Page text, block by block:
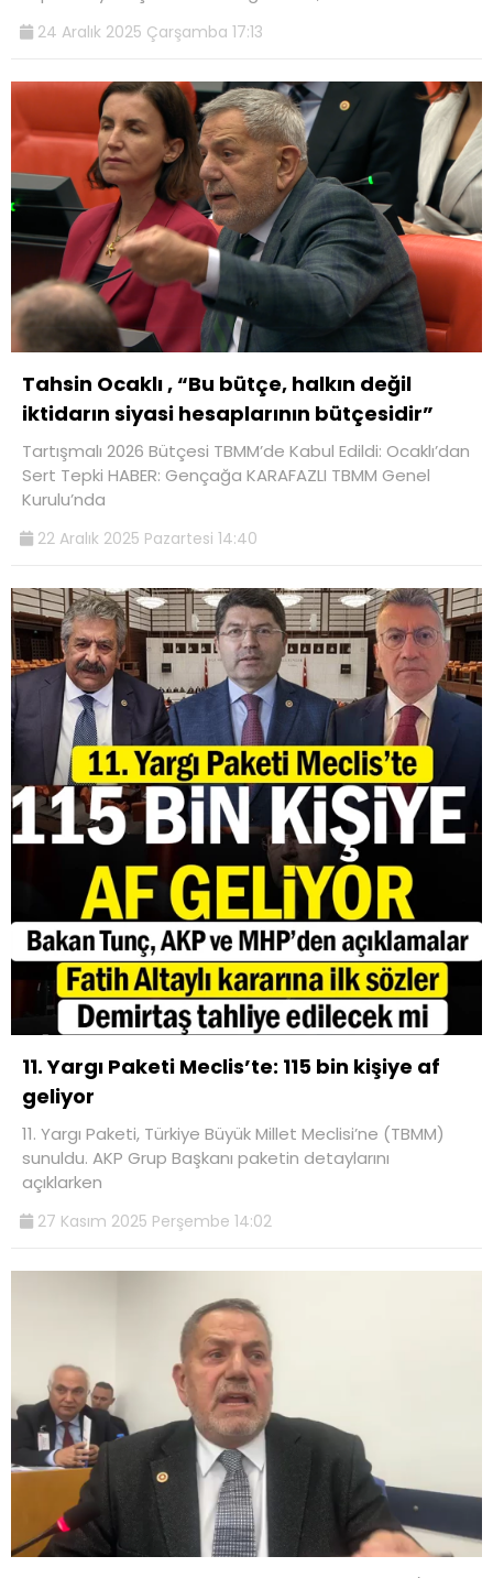
24 Aralık 2025 Çarşamba 17:13
Tahsin Ocaklı , “Bu bütçe, halkın değil
iktidarın siyasi hesaplarının bütçesidir”
Tartışmalı 2026 Bütçesi TBMM’de Kabul Edildi: Ocaklı’dan
Sert Tepki HABER: Gençağa KARAFAZLI TBMM Genel
Kurulu’nda
22 Aralık 2025 Pazartesi 14:40
11. Yargı Paketi Meclis’te: 115 bin kişiye af
geliyor
11. Yargı Paketi, Türkiye Büyük Millet Meclisi’ne (TBMM)
sunuldu. AKP Grup Başkanı paketin detaylarını
açıklarken
27 Kasım 2025 Perşembe 14:02